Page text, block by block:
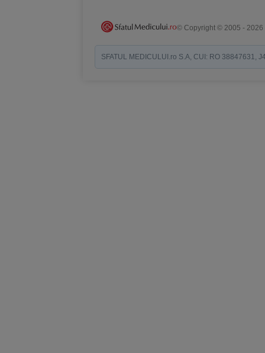
© Copyright © 2005 - 2026
SFATUL MEDICULUI.ro S.A, CUI: RO 38847631,